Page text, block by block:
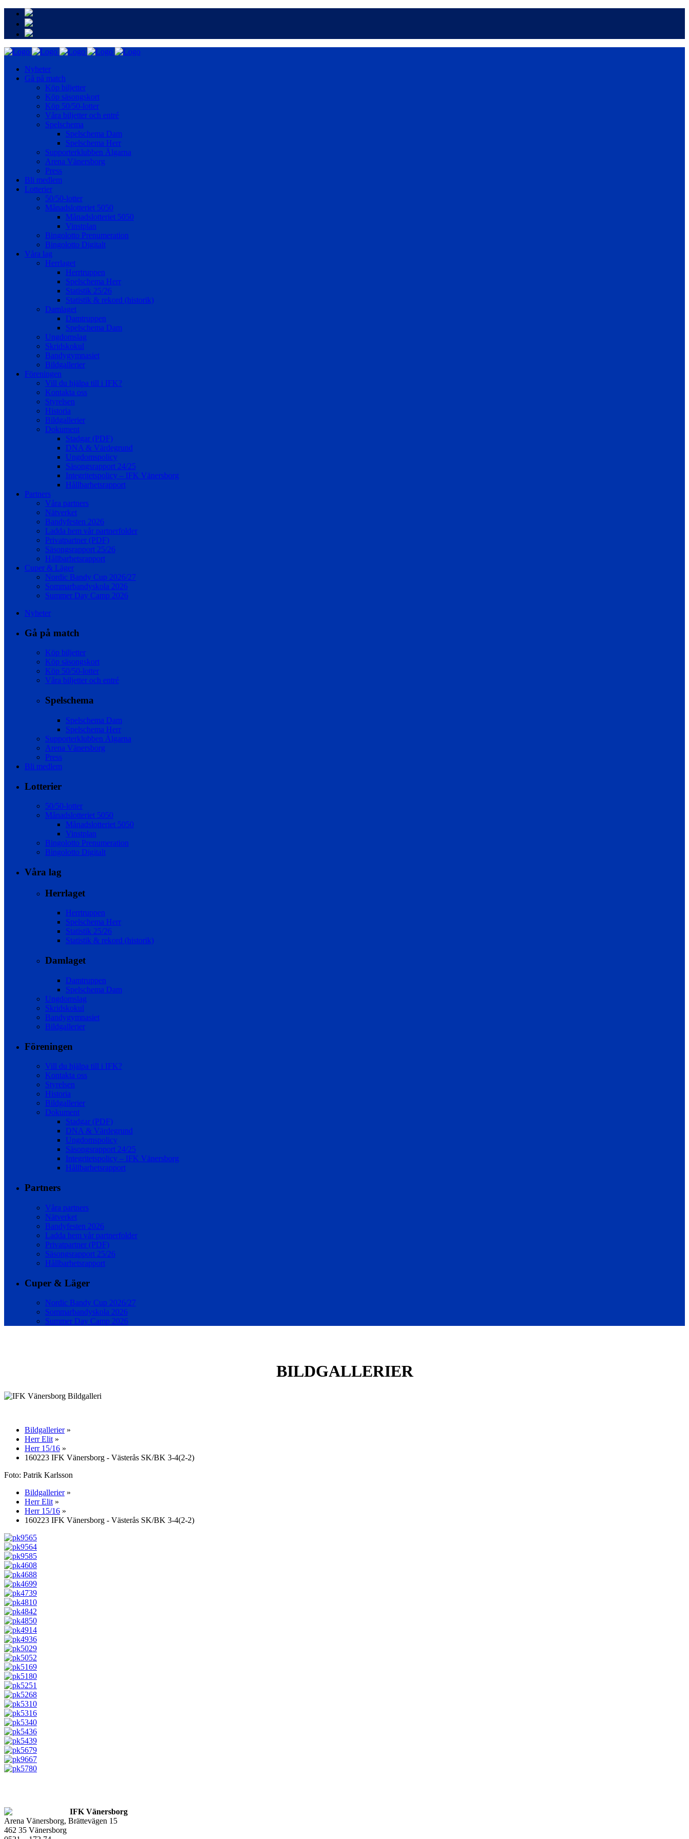
Nyheter
Gå på match
Köp biljetter
Köp säsongskort
Köp 50/50-lotter
Våra biljetter och entré
Spelschema
Spelschema Dam
Spelschema Herr
Supporterklubben Älgarna
Arena Vänersborg
Press
Bli medlem
Lotterier
50/50-lotter
Månadslotteriet 5050
Månadslotteriet 5050
Vinstplan
Bingolotto Prenumeration
Bingolotto Digitalt
Våra lag
Herrlaget
Herrtruppen
Spelschema Herr
Statistik 25/26
Statistik & rekord (historik)
Damlaget
Damtruppen
Spelschema Dam
Ungdomslag
Skridskokul
Bandygymnasiet
Bildgallerier
Föreningen
Vill du hjälpa till i IFK?
Kontakta oss
Styrelsen
Historia
Bildgallerier
Dokument
Stadgar (PDF)
DNA & Värdegrund
Ungdomspolicy
Säsongsrapport 24/25
Integritetspolicy – IFK Vänersborg
Hållbarhetsrapport
Partners
Våra partners
Nätverket
Bandyfesten 2026
Ladda hem vår partnerfolder
Privatpartner (PDF)
Säsongsrapport 25/26
Hållbarhetsrapport
Cuper & Läger
Nordic Bandy Cup 2026/27
Sommarbandyskola 2026
Summer Day Camp 2026
Nyheter
Gå på match
Köp biljetter
Köp säsongskort
Köp 50/50-lotter
Våra biljetter och entré
Spelschema
Spelschema Dam
Spelschema Herr
Supporterklubben Älgarna
Arena Vänersborg
Press
Bli medlem
Lotterier
50/50-lotter
Månadslotteriet 5050
Månadslotteriet 5050
Vinstplan
Bingolotto Prenumeration
Bingolotto Digitalt
Våra lag
Herrlaget
Herrtruppen
Spelschema Herr
Statistik 25/26
Statistik & rekord (historik)
Damlaget
Damtruppen
Spelschema Dam
Ungdomslag
Skridskokul
Bandygymnasiet
Bildgallerier
Föreningen
Vill du hjälpa till i IFK?
Kontakta oss
Styrelsen
Historia
Bildgallerier
Dokument
Stadgar (PDF)
DNA & Värdegrund
Ungdomspolicy
Säsongsrapport 24/25
Integritetspolicy – IFK Vänersborg
Hållbarhetsrapport
Partners
Våra partners
Nätverket
Bandyfesten 2026
Ladda hem vår partnerfolder
Privatpartner (PDF)
Säsongsrapport 25/26
Hållbarhetsrapport
Cuper & Läger
Nordic Bandy Cup 2026/27
Sommarbandyskola 2026
Summer Day Camp 2026
BILDGALLERIER
Bildgallerier »
Herr Elit »
Herr 15/16 »
160223 IFK Vänersborg - Västerås SK/BK 3-4(2-2)
Foto: Patrik Karlsson
Bildgallerier »
Herr Elit »
Herr 15/16 »
160223 IFK Vänersborg - Västerås SK/BK 3-4(2-2)
IFK Vänersborg
Arena Vänersborg, Brättevägen 15
462 35 Vänersborg